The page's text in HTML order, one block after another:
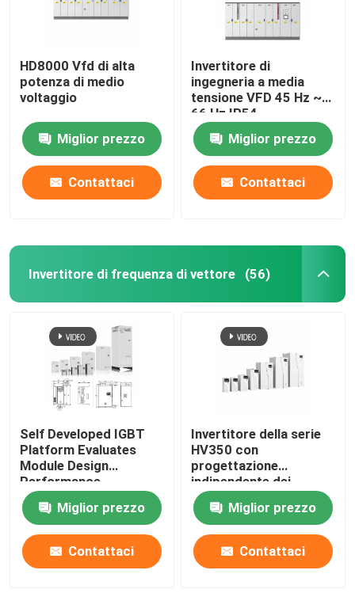
HD8000 Vfd di alta
potenza di medio
voltaggio
Miglior prezzo
Contattaci
Invertitore di
ingegneria a media
tensione VFD 45 Hz ~
66 Hz IP54
raffreddamento liquido
Miglior prezzo
Contattaci
Invertitore di frequenza di vettore (56)
Self Developed IGBT
Platform Evaluates
Module Design
Performance
Miglior prezzo
Contattaci
Invertitore della serie
HV350 con
progettazione
indipendente dei
condotti d'aria e
protocollo di
comunicazione
Modbus RTU
50Hz/60Hz±5% di
Miglior prezzo
Contattaci